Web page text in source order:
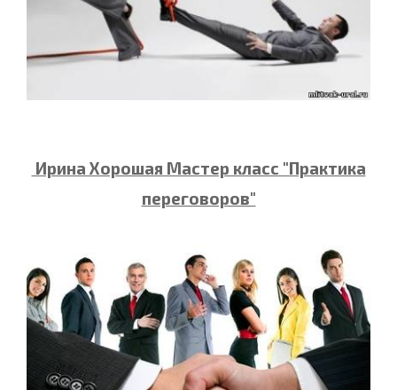
Ирина Хорошая Мастер класс "Практика
переговоров"